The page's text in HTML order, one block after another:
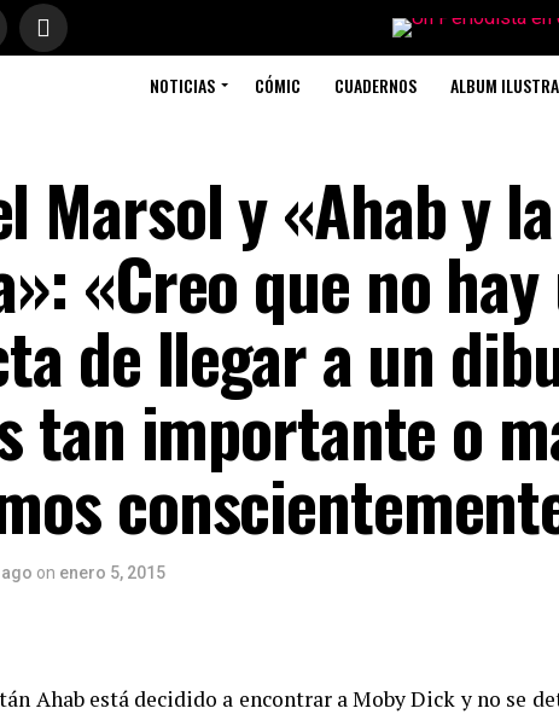
NOTICIAS CÓMIC CUADERNOS ALBUM
Marsol y «Ahab y
«Creo que no
de llegar a un
tan importante o
on enero 5, 2015
Ahab está decidido a encontrar a Moby Dick y no se